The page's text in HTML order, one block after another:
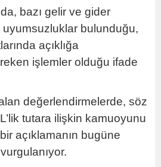
bazı gelir ve gider
uyumsuzluklar bulunduğu,
açıklığa
işlemler olduğu ifade
değerlendirmelerde, söz
tutara ilişkin kamuoyunu
açıklamanın bugüne